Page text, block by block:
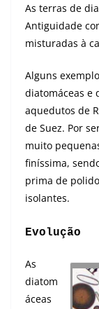
As terras de
Antiguidade
misturadas à
Alguns
diatomáceas e
aquedutos de
de Suez. Por
muito
finíssima,
prima de
isolantes.
Evolução
As
diatom
áceas